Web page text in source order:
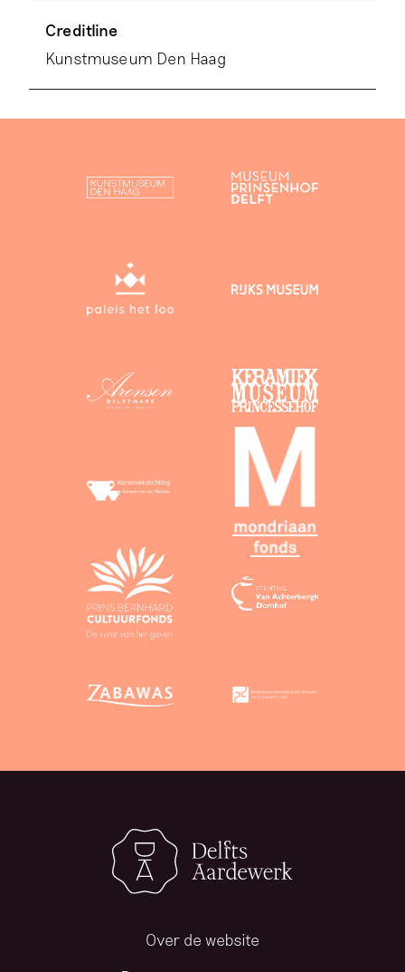
Creditline
Kunstmuseum Den Haag
Over de website